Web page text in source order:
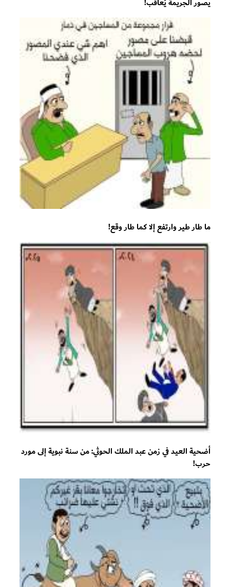
ما طار طير وارتفع إلا كما طار وقع!
أضحية العيد في زمن عبد الملك الحوثي: من سنة نبوية إلى مورد
حرب!